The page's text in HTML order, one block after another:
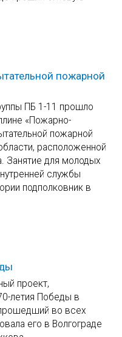
пожарной
ПБ 1-11 прошло
«Пожарно-
пожарной
расположенной
Занятие для молодых
службы
подполковник в
проект,
летия Победы в
во всех
его в Волгограде